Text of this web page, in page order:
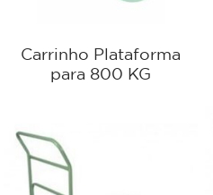
Carrinho Plataforma
para 800 KG